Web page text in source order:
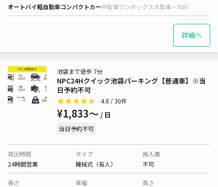
オートバイ軽自動車コンパクトカー中型車ワンボックス大型車・SUV
詳細へ
NPC24Hクイック池袋パーキング【普通車】※当
日予約不可
池袋まで徒歩 7分
4.8 / 30件
¥1,833〜 / 日
当日予約不可
貸出時間
24時間営業
タイプ
機械式（有人）
再入庫
不可
長さ
車幅
高さ